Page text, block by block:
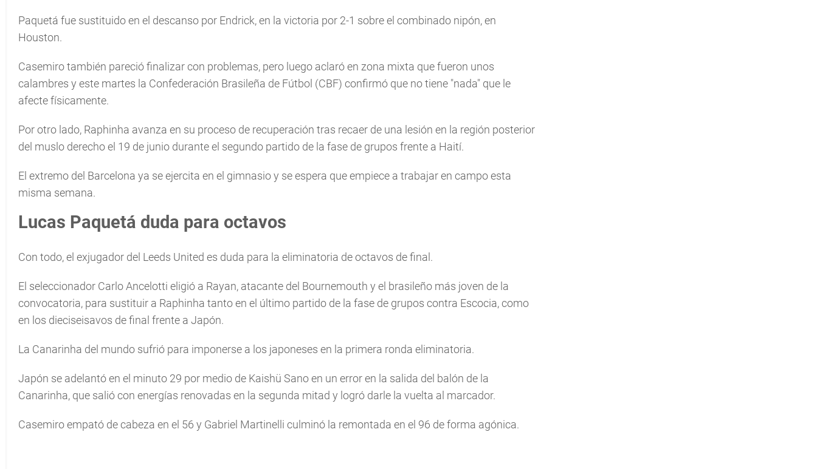
Paquetá fue sustituido en el descanso por Endrick, en la victoria por 2-1 sobre el combinado nipón, en
Houston.
Casemiro también pareció finalizar con problemas, pero luego aclaró en zona mixta que fueron unos
calambres y este martes la Confederación Brasileña de Fútbol (CBF) confirmó que no tiene "nada" que le
afecte físicamente.
Por otro lado, Raphinha avanza en su proceso de recuperación tras recaer de una lesión en la región posterior
del muslo derecho el 19 de junio durante el segundo partido de la fase de grupos frente a Haití.
El extremo del Barcelona ya se ejercita en el gimnasio y se espera que empiece a trabajar en campo esta
misma semana.
Lucas Paquetá duda para octavos
Con todo, el exjugador del Leeds United es duda para la eliminatoria de octavos de final.
El seleccionador Carlo Ancelotti eligió a Rayan, atacante del Bournemouth y el brasileño más joven de la
convocatoria, para sustituir a Raphinha tanto en el último partido de la fase de grupos contra Escocia, como
en los dieciseisavos de final frente a Japón.
La Canarinha del mundo sufrió para imponerse a los japoneses en la primera ronda eliminatoria.
Japón se adelantó en el minuto 29 por medio de Kaishü Sano en un error en la salida del balón de la
Canarinha, que salió con energías renovadas en la segunda mitad y logró darle la vuelta al marcador.
Casemiro empató de cabeza en el 56 y Gabriel Martinelli culminó la remontada en el 96 de forma agónica.